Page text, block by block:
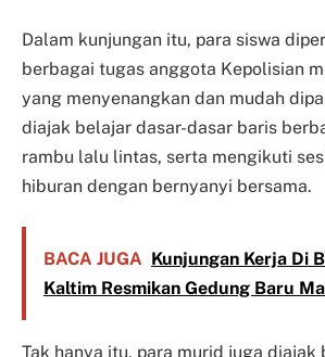
Dalam kunjungan itu, para siswa
berbagai tugas anggota Kepolisian
yang menyenangkan dan mudah
diajak belajar dasar-dasar baris
rambu lalu lintas, serta mengikuti
hiburan dengan bernyanyi bersama.
BACA JUGA Kunjungan Kerja Di
Kaltim Resmikan Gedung Baru
Tak hanya itu, para murid juga